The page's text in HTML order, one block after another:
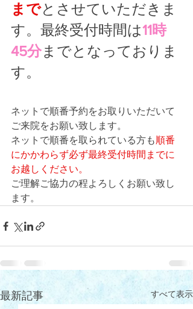
までとさせていただきま
す。最終受付時間は11時
45分までとなっておりま
す。
ネットで順番予約をお取りいただいて
ご来院をお願い致します。
ネットで順番を取られている方も順番
にかかわらず必ず最終受付時間までに
お越しください。
ご理解ご協力の程よろしくお願い致し
ます。
最新記事 すべて表示